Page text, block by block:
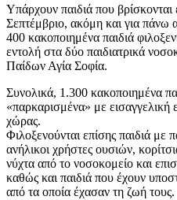
Υπάρχουν παιδιά που βρίσκονται
Σεπτέμβριο, ακόμη και για πάνω
400 κακοποιημένα παιδιά
εντολή στα δύο παιδιατρικά
Παίδων Αγία Σοφία.
Συνολικά, 1.300 κακοποιημένα
«παρκαρισμένα» με εισαγγελική
χώρας.
Φιλοξενούνται επίσης παιδιά με
ανήλικοι χρήστες ουσιών,
νύχτα από το νοσοκομείο και
καθώς και παιδιά που έχουν
από τα οποία έχασαν τη ζωή τους.